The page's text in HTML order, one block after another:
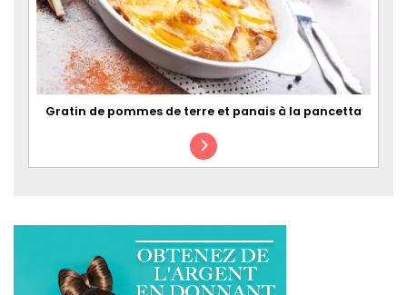
Gratin de pommes de terre et panais à la pancetta